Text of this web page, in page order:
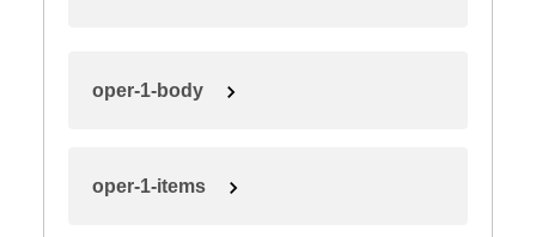
oper-1-body
oper-1-items